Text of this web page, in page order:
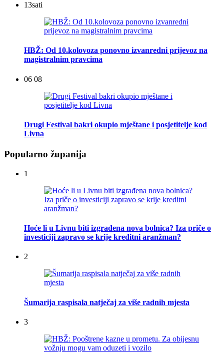
13sati
HBŽ: Od 10.kolovoza ponovno izvanredni prijevoz na
magistralnim pravcima
06 08
Drugi Festival bakri okupio mještane i posjetitelje kod
Livna
Popularno županija
1
Hoće li u Livnu biti izgrađena nova bolnica? Iza priče o
investiciji zapravo se krije kreditni aranžman?
2
Šumarija raspisala natječaj za više radnih mjesta
3